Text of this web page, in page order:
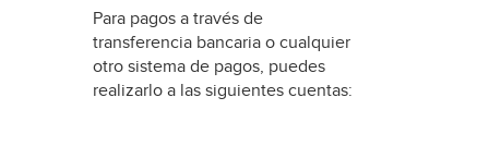
Para pagos a través de
transferencia bancaria o cualquier
otro sistema de pagos, puedes
realizarlo a las siguientes cuentas: